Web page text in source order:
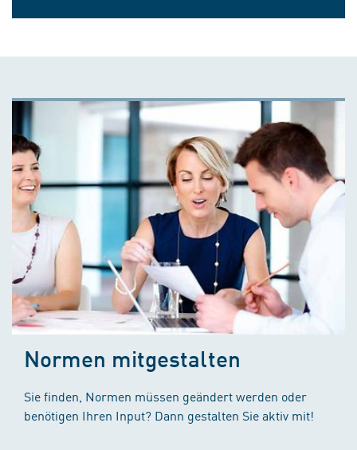
Normen mitgestalten
Sie finden, Normen müssen geändert werden oder
benötigen Ihren Input? Dann gestalten Sie aktiv mit!